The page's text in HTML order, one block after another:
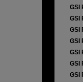
GSI
GSI
GSI
GSI
GSI
GSI
GSI